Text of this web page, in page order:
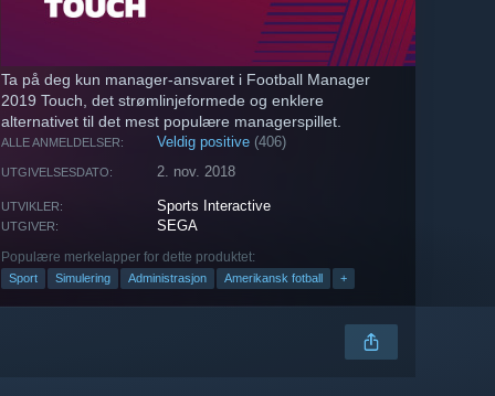
Ta på deg kun manager-ansvaret i Football Manager
2019 Touch, det strømlinjeformede og enklere
alternativet til det mest populære managerspillet.
ALLE ANMELDELSER: Veldig positive (406)
UTGIVELSESDATO: 2. nov. 2018
UTVIKLER: Sports Interactive
UTGIVER: SEGA
Populære merkelapper for dette produktet:
Sport Simulering Administrasjon Amerikansk fotball +